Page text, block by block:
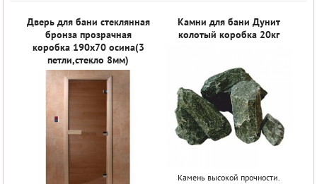
Дверь для бани стеклянная
бронза прозрачная
коробка 190x70 осина(3
петли,стекло 8мм)
Камни для бани Дунит
колотый коробка 20кг
Камень высокой прочности.